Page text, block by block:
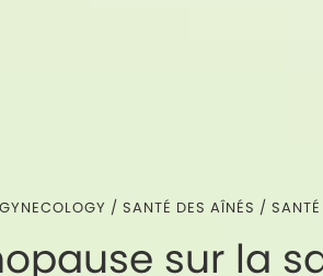
GYNECOLOGY / SANTÉ DES AÎNÉS /
sur la